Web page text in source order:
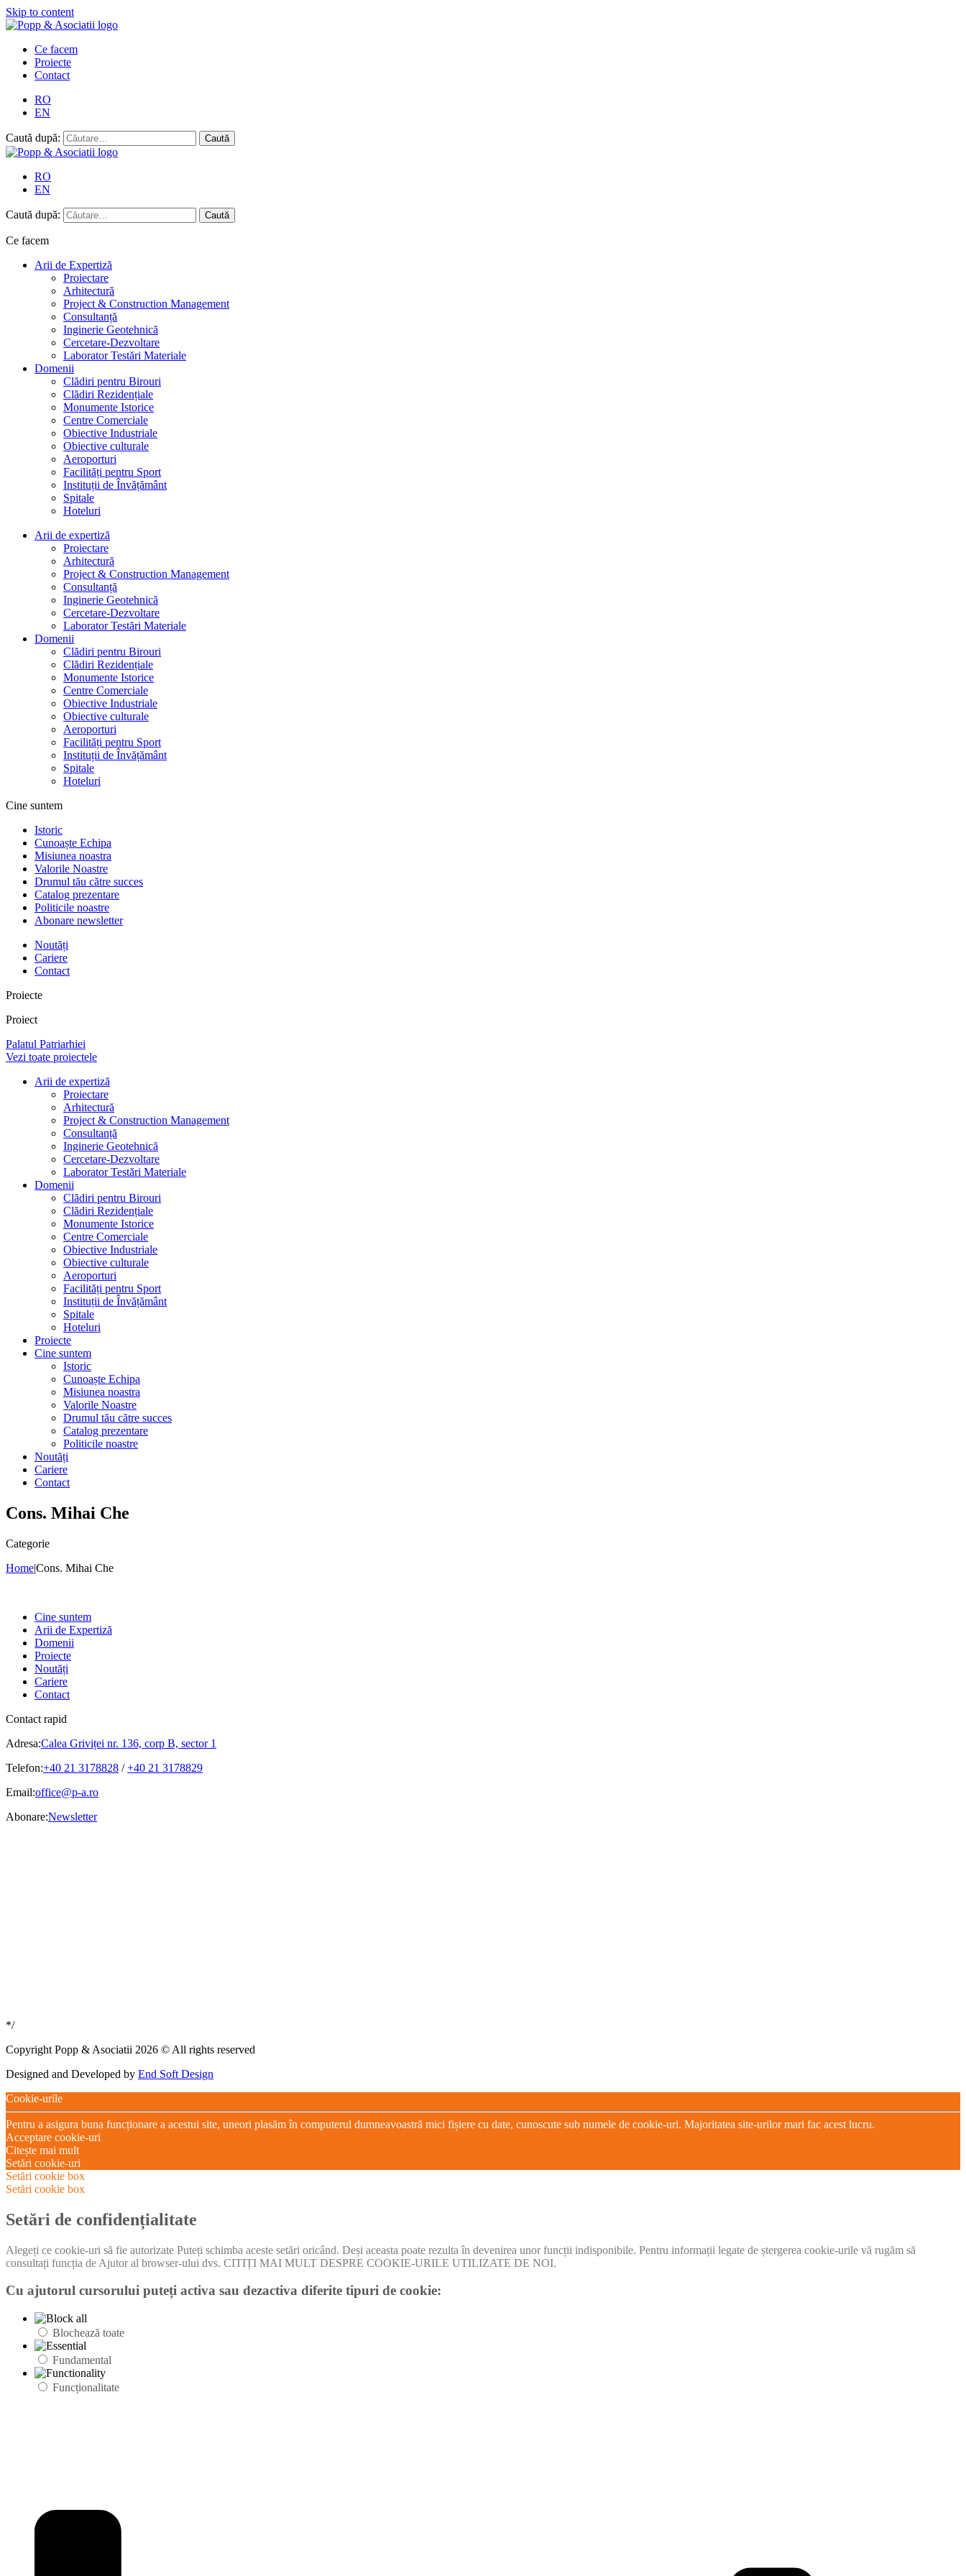
Skip to content
Ce facem
Proiecte
Contact
RO
EN
Caută după:
RO
EN
Caută după:
Ce facem
Arii de Expertiză
Proiectare
Arhitectură
Project & Construction Management
Consultanță
Inginerie Geotehnică
Cercetare-Dezvoltare
Laborator Testări Materiale
Domenii
Clădiri pentru Birouri
Clădiri Rezidențiale
Monumente Istorice
Centre Comerciale
Obiective Industriale
Obiective culturale
Aeroporturi
Facilități pentru Sport
Instituții de Învățământ
Spitale
Hoteluri
Arii de expertiză
Proiectare
Arhitectură
Project & Construction Management
Consultanță
Inginerie Geotehnică
Cercetare-Dezvoltare
Laborator Testări Materiale
Domenii
Clădiri pentru Birouri
Clădiri Rezidențiale
Monumente Istorice
Centre Comerciale
Obiective Industriale
Obiective culturale
Aeroporturi
Facilități pentru Sport
Instituții de Învățământ
Spitale
Hoteluri
Cine suntem
Istoric
Cunoaște Echipa
Misiunea noastra
Valorile Noastre
Drumul tău către succes
Catalog prezentare
Politicile noastre
Abonare newsletter
Noutăți
Cariere
Contact
Proiecte
Proiect
Palatul Patriarhiei
Vezi toate proiectele
Arii de expertiză
Proiectare
Arhitectură
Project & Construction Management
Consultanță
Inginerie Geotehnică
Cercetare-Dezvoltare
Laborator Testări Materiale
Domenii
Clădiri pentru Birouri
Clădiri Rezidențiale
Monumente Istorice
Centre Comerciale
Obiective Industriale
Obiective culturale
Aeroporturi
Facilități pentru Sport
Instituții de Învățământ
Spitale
Hoteluri
Proiecte
Cine suntem
Istoric
Cunoaște Echipa
Misiunea noastra
Valorile Noastre
Drumul tău către succes
Catalog prezentare
Politicile noastre
Noutăți
Cariere
Contact
Cons. Mihai Che
Categorie
Home|Cons. Mihai Che
Cine suntem
Arii de Expertiză
Domenii
Proiecte
Noutăți
Cariere
Contact
Contact rapid
Adresa:Calea Griviței nr. 136, corp B, sector 1
Telefon:+40 21 3178828 /+40 21 3178829
Email:office@p-a.ro
Abonare:Newsletter
*/
Copyright Popp & Asociatii 2026 © All rights reserved
Designed and Developed by End Soft Design
Cookie-urile
Pentru a asigura buna funcționare a acestui site, uneori plasăm în computerul dumneavoastră mici fișiere cu date, cunoscute sub numele de cookie-uri. Majoritatea site-urilor mari fac acest lucru.
Acceptare cookie-uri
Citește mai mult
Setări cookie-uri
Setări cookie box
Setări cookie box
Setări de confidențialitate
Alegeți ce cookie-uri să fie autorizate Puteți schimba aceste setări oricând. Deși aceasta poate rezulta în devenirea unor funcții indisponibile. Pentru informații legate de ștergerea cookie-urile vă rugăm să
consultați funcția de Ajutor al browser-ului dvs. CITIȚI MAI MULT DESPRE COOKIE-URILE UTILIZATE DE NOI.
Cu ajutorul cursorului puteți activa sau dezactiva diferite tipuri de cookie:
Blochează toate
Fundamental
Funcționalitate